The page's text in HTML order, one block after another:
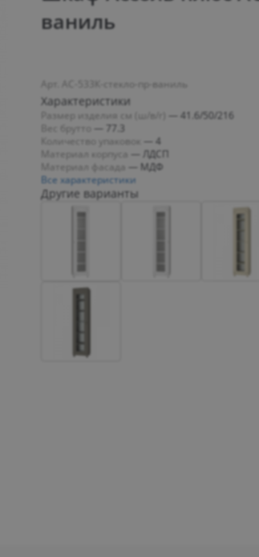
ваниль
Арт. АС-533К-стекло-пр-ваниль
Характеристики
Размер изделия см (ш/в/г) —41.6/50/216
— 77.3
Количество упаковок —4
Материал корпуса
— ЛДСП
Материал фасада
— МДФ
Все характеристики
Другие варианты